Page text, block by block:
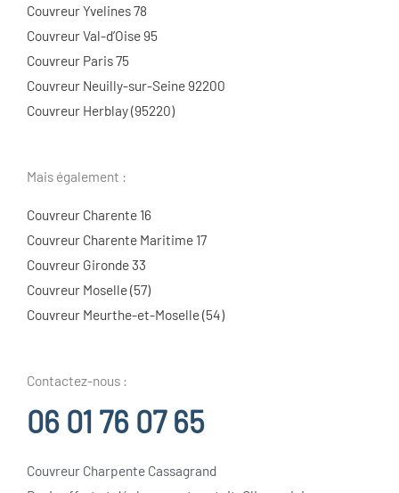
Couvreur Yvelines 78
Couvreur Val-d’Oise 95
Couvreur Paris 75
Couvreur Neuilly-sur-Seine 92200
Couvreur Herblay (95220)
Mais également :
Couvreur Charente 16
Couvreur Charente Maritime 17
Couvreur Gironde 33
Couvreur Moselle (57)
Couvreur Meurthe-et-Moselle (54)
Contactez-nous :
06 01 76 07 65
Couvreur Charpente Cassagrand